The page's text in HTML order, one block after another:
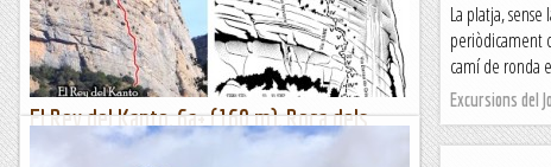
El Rey del Kanto, 6a+ (160 m), Roca dels
Arcs, Montsec de Rúbies
La platja,
periòdicament
camí de ronda
Excursions del